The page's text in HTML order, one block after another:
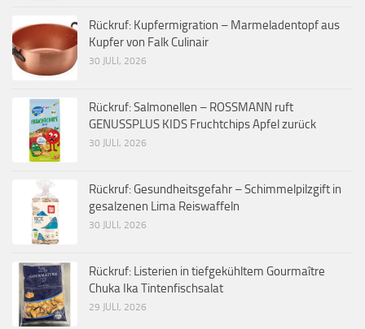
Rückruf: Kupfermigration – Marmeladentopf aus
Kupfer von Falk Culinair
30 JULI, 2026
Rückruf: Salmonellen – ROSSMANN ruft
GENUSSPLUS KIDS Fruchtchips Apfel zurück
30 JULI, 2026
Rückruf: Gesundheitsgefahr – Schimmelpilzgift in
gesalzenen Lima Reiswaffeln
30 JULI, 2026
Rückruf: Listerien in tiefgekühltem Gourmaître
Chuka Ika Tintenfischsalat
29 JULI, 2026